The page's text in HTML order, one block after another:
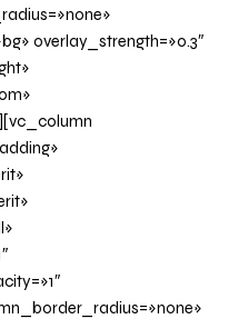
overlay_strength=»0.3″